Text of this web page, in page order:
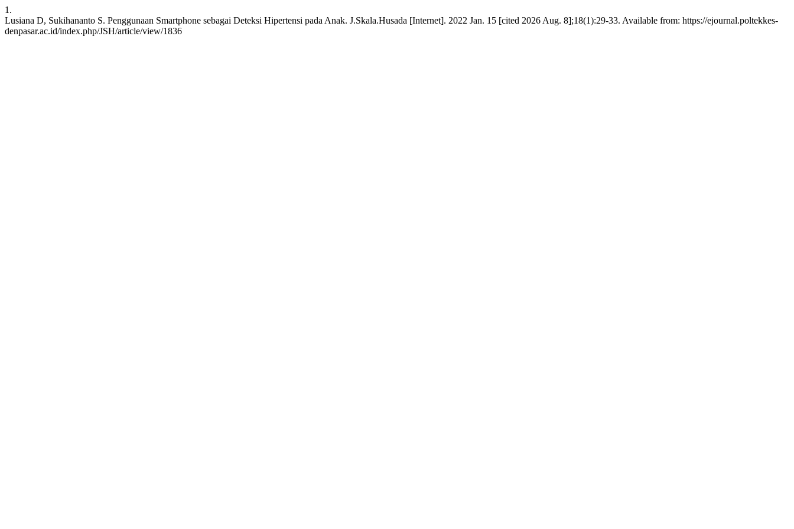
1.
Lusiana D, Sukihananto S. Penggunaan Smartphone sebagai Deteksi Hipertensi pada Anak. J.Skala.Husada [Internet]. 2022 Jan. 15 [cited 2026 Aug. 8];18(1):29-33. Available from: https://ejournal.poltekkes-
denpasar.ac.id/index.php/JSH/article/view/1836